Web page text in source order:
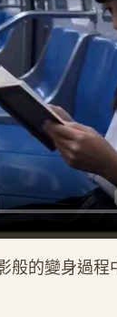
般的變身過程